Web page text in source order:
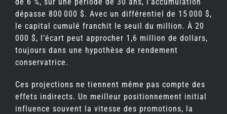
dépasse 800 000 $. Avec un différentiel de 15 000 $,
le capital cumulé franchit le seuil du million. À 20
000 $, l’écart peut approcher 1,6 million de dollars,
toujours dans une hypothèse de rendement
conservatrice.
Ces projections ne tiennent même pas compte des
effets indirects. Un meilleur positionnement initial
influence souvent la vitesse des promotions, la